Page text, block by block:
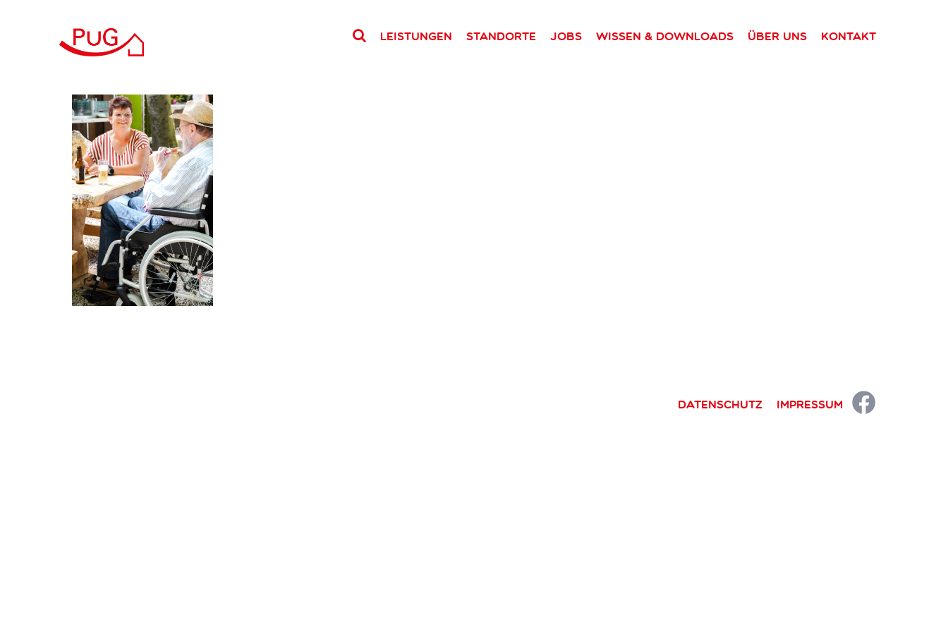
Leistungen Standorte Jobs Wissen & Downloads Über uns Kontakt
Datenschutz Impressum